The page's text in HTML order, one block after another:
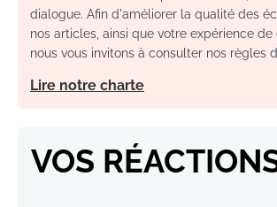
dialogue. Afin d'améliorer la qualité des
nos articles, ainsi que votre expérience de
nous vous invitons à consulter nos règles
Lire notre charte
VOS